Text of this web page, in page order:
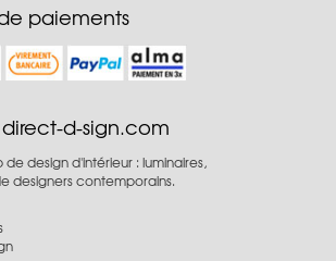
paiements
d-sign.com
de design d'intérieur : luminaires,
designers contemporains.